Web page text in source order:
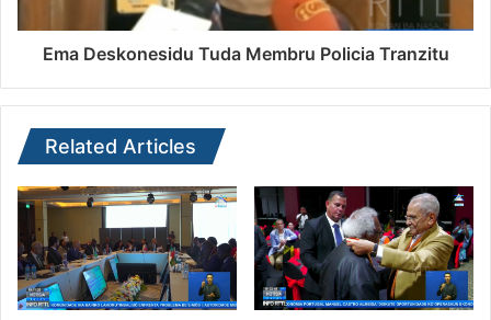
Ema Deskonesidu Tuda Membru Policia Tranzitu
Related Articles